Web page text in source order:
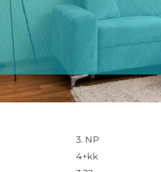
3. NP
4+kk